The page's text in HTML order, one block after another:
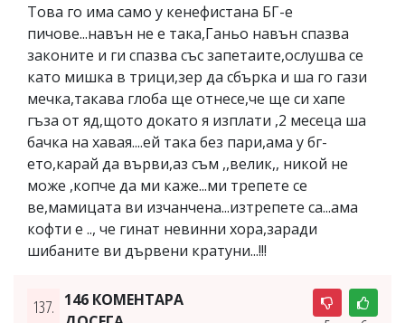
Това го има само у кенефистана БГ-е
пичове...навън не е така,Ганьо навън спазва
законите и ги спазва със запетаите,ослушва се
като мишка в трици,зер да сбърка и ша го гази
мечка,такава глоба ще отнесе,че ще си хапе
гъза от яд,щото докато я изплати ,2 месеца ша
бачка на хавая....ей така без пари,ама у бг-
ето,карай да върви,аз съм ,,велик,, никой не
може ,копче да ми каже...ми трепете се
ве,мамицата ви изчанчена...изтрепете са...ама
кофти е .., че гинат невинни хора,заради
шибаните ви дървени кратуни...!!!
137. 146 КОМЕНТАРА